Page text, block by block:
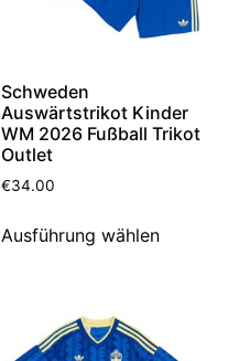
Schweden
Auswärtstrikot Kinder
WM 2026 Fußball Trikot
Outlet
€34.00
Ausführung wählen